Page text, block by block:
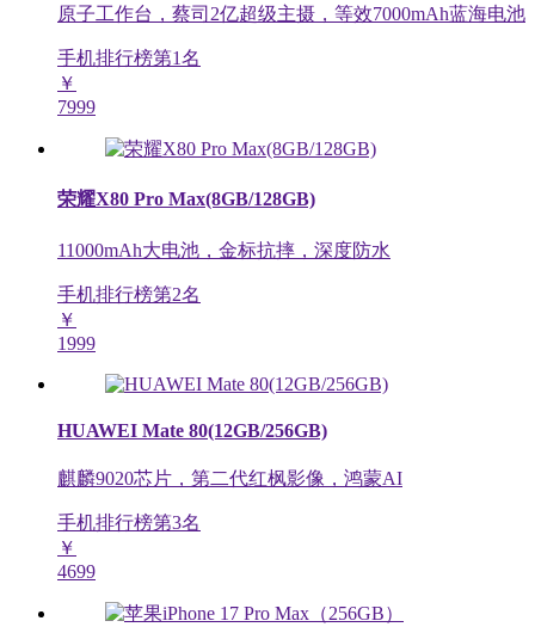
原子工作台，蔡司2亿超级主摄，等效7000mAh蓝海电池
手机排行榜第1名
￥
7999
荣耀X80 Pro Max(8GB/128GB)
11000mAh大电池，金标抗摔，深度防水
手机排行榜第2名
￥
1999
HUAWEI Mate 80(12GB/256GB)
麒麟9020芯片，第二代红枫影像，鸿蒙AI
手机排行榜第3名
￥
4699